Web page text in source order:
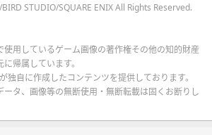
STUDIO/SQUARE ENIX All Rights Reserved.
使用しているゲーム画像の著作権その他の知的財産
帰属しています。
独自に作成したコンテンツを提供しております。
ータ、画像等の無断使用・無断転載は固くお断りし